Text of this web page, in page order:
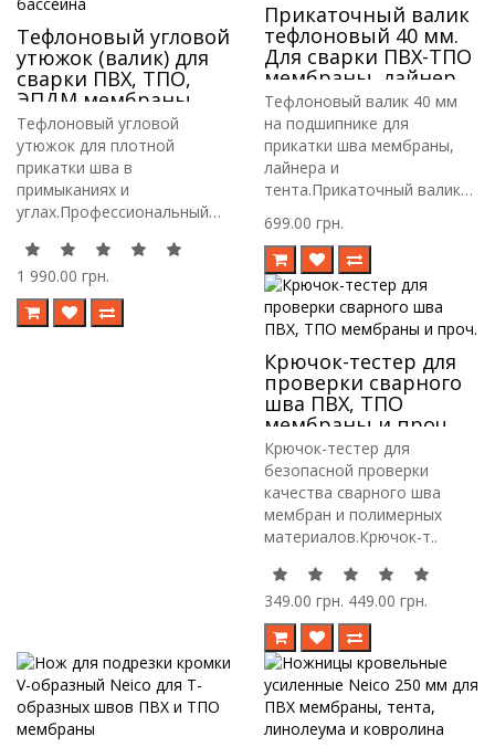
Тефлоновый угловой
утюжок (валик) для
сварки ПВХ, ТПО,
ЭПДМ мембраны,
Лайнера для
бассейна
Тефлоновый угловой
утюжок для плотной
прикатки шва в
примыканиях и
углах.Профессиональный
1 990.00 грн.
Прикаточный валик
тефлоновый 40 мм.
Для сварки ПВХ-ТПО
мембраны, лайнера,
тента
Тефлоновый валик 40 мм
на подшипнике для
прикатки шва мембраны,
лайнера и
тента.Прикаточный валик
699.00 грн.
Крючок-тестер для
проверки сварного
шва ПВХ, ТПО
мембраны и проч.
Крючок-тестер для
безопасной проверки
качества сварного шва
мембран и полимерных
материалов.Крючок-т..
349.00 грн. 449.00 грн.